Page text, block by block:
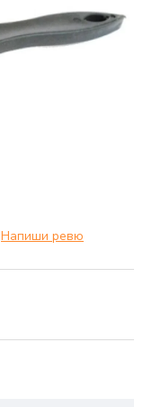
Напиши ревю